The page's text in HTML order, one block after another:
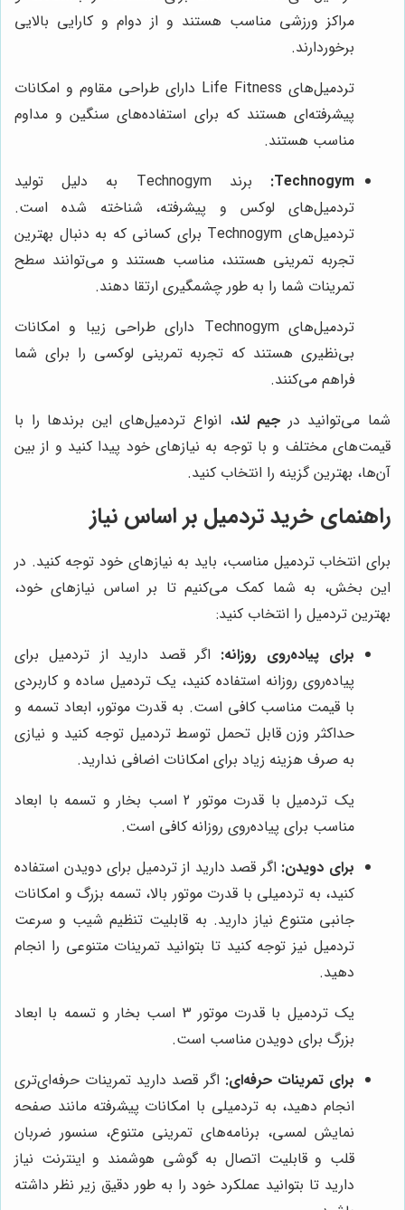
مراکز ورزشی مناسب هستند و از دوام و کارایی بالایی
برخوردارند.
تردمیل‌های Life Fitness دارای طراحی مقاوم و امکانات
پیشرفته‌ای هستند که برای استفاده‌های سنگین و مداوم
مناسب هستند.
Technogym:
برند Technogym به دلیل تولید
تردمیل‌های لوکس و پیشرفته، شناخته شده است.
تردمیل‌های Technogym برای کسانی که به دنبال بهترین
تجربه تمرینی هستند، مناسب هستند و می‌توانند سطح
تمرینات شما را به طور چشمگیری ارتقا دهند.
تردمیل‌های Technogym دارای طراحی زیبا و امکانات
بی‌نظیری هستند که تجربه تمرینی لوکسی را برای شما
فراهم می‌کنند.
شما می‌توانید در جیم لند، انواع تردمیل‌های این برندها را با
قیمت‌های مختلف و با توجه به نیازهای خود پیدا کنید و از بین
آن‌ها، بهترین گزینه را انتخاب کنید.
راهنمای خرید تردمیل بر اساس نیاز
برای انتخاب تردمیل مناسب، باید به نیازهای خود توجه کنید. در
این بخش، به شما کمک می‌کنیم تا بر اساس نیازهای خود،
بهترین تردمیل را انتخاب کنید:
برای پیاده‌روی روزانه: اگر قصد دارید از تردمیل برای
پیاده‌روی روزانه استفاده کنید، یک تردمیل ساده و کاربردی
با قیمت مناسب کافی است. به قدرت موتور، ابعاد تسمه و
حداکثر وزن قابل تحمل توسط تردمیل توجه کنید و نیازی
به صرف هزینه زیاد برای امکانات اضافی ندارید.
یک تردمیل با قدرت موتور 2 اسب بخار و تسمه با ابعاد
مناسب برای پیاده‌روی روزانه کافی است.
برای دویدن: اگر قصد دارید از تردمیل برای دویدن استفاده
کنید، به تردمیلی با قدرت موتور بالا، تسمه بزرگ و امکانات
جانبی متنوع نیاز دارید. به قابلیت تنظیم شیب و سرعت
تردمیل نیز توجه کنید تا بتوانید تمرینات متنوعی را انجام
دهید.
یک تردمیل با قدرت موتور 3 اسب بخار و تسمه با ابعاد
بزرگ برای دویدن مناسب است.
برای تمرینات حرفه‌ای: اگر قصد دارید تمرینات حرفه‌ای‌تری
انجام دهید، به تردمیلی با امکانات پیشرفته مانند صفحه
نمایش لمسی، برنامه‌های تمرینی متنوع، سنسور ضربان
قلب و قابلیت اتصال به گوشی هوشمند و اینترنت نیاز
دارید تا بتوانید عملکرد خود را به طور دقیق زیر نظر داشته